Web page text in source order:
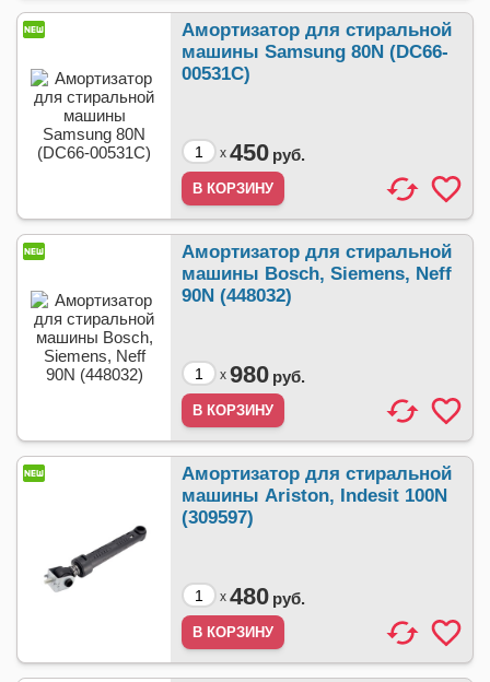
Амортизатор для стиральной
машины Samsung 80N (DC66-
00531C)
x 450 руб.
Амортизатор для стиральной
машины Bosch, Siemens, Neff
90N (448032)
x 980 руб.
Амортизатор для стиральной
машины Ariston, Indesit 100N
(309597)
x 480 руб.